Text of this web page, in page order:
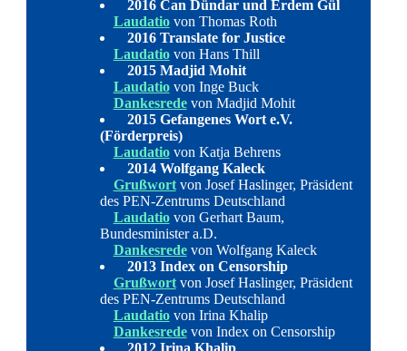
2016 Can Dündar und Erdem Gül
Laudatiovon Thomas Roth
2016 Translate for Justice
Laudatiovon Hans Thill
2015 Madjid Mohit
Laudatiovon Inge Buck
Dankesredevon Madjid Mohit
2015 Gefangenes Wort e.V.
(Förderpreis)
Laudatiovon Katja Behrens
2014 Wolfgang Kaleck
Grußwortvon Josef Haslinger, Präsident
des PEN-Zentrums Deutschland
Laudatiovon Gerhart Baum,
Bundesminister a.D.
Dankesredevon Wolfgang Kaleck
2013 Index on Censorship
Grußwortvon Josef Haslinger, Präsident
des PEN-Zentrums Deutschland
Laudatiovon Irina Khalip
Dankesredevon Index on Censorship